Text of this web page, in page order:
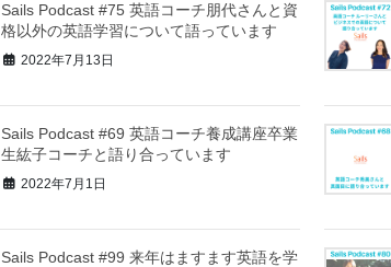
Sails Podcast #75 英語コーチ朋代さんと資
格以外の英語学習について語っています
2022年7月13日
Sails Podcast #69 英語コーチ養成講座卒業
生紘子コーチと語り合っています
2022年7月1日
Sails Podcast #99 来年はますます英語を学